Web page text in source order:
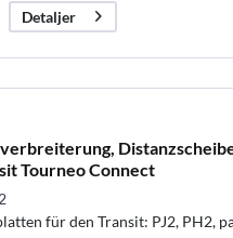
Detaljer
Tourneo Connect
für den Transit: PJ2, PH2,